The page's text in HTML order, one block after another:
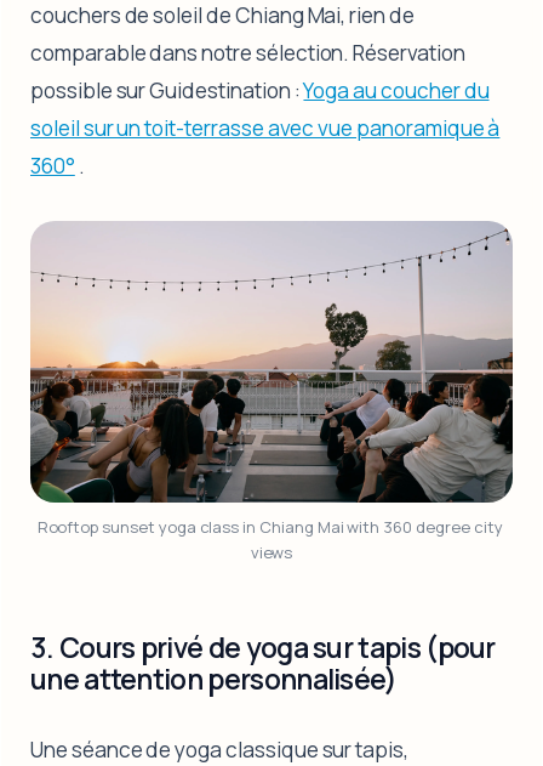
couchers de soleil de Chiang Mai, rien de
comparable dans notre sélection. Réservation
possible sur Guidestination :Yoga au coucher du
soleil sur un toit-terrasse avec vue panoramique à
360° .
Rooftop sunset yoga class in Chiang Mai with 360 degree city
views
3. Cours privé de yoga sur tapis (pour
une attention personnalisée)
Une séance de yoga classique sur tapis,